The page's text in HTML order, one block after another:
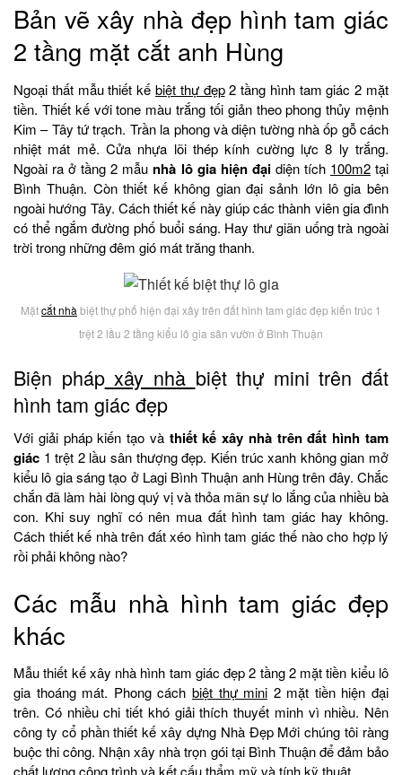
Bản vẽ xây nhà đẹp hình tam giác
2 tầng mặt cắt anh Hùng
Ngoại thất mẫu thiết kế biệt thự đẹp2 tầng hình tam giác 2 mặt
tiền. Thiết kế với tone màu trắng tối giản theo phong thủy mệnh
Kim – Tây tứ trạch. Trần la phong và diện tường nhà ốp gỗ cách
nhiệt mát mẻ. Cửa nhựa lõi thép kính cường lực 8 ly trắng.
Ngoài ra ở tầng 2 mẫu nhà lô gia hiện đạidiện tích 100m2tại
Bình Thuận. Còn thiết kế không gian đại sảnh lớn lô gia bên
ngoài hướng Tây. Cách thiết kế này giúp các thành viên gia đình
có thể ngắm đường phố buổi sáng. Hay thư giãn uống trà ngoài
trời trong những đêm gió mát trăng thanh.
Mặtcắt nhà biệt thự phố hiện đại xây trên đất hình tam giác đẹp kiến trúc 1
trệt 2 lầu 2 tầng kiểu lô gia sân vườn ở Bình Thuận
Biện phápxây nhà biệt thự mini trên đất
hình tam giác đẹp
Với giải pháp kiến tạo và thiết kế xây nhà trên đất hình tam
giác 1 trệt 2 lầu sân thượng đẹp. Kiến trúc xanh không gian mở
kiểu lô gia sáng tạo ở Lagi Bình Thuận anh Hùng trên đây. Chắc
chắn đã làm hài lòng quý vị và thỏa mãn sự lo lắng của nhiều bà
con. Khi suy nghĩ có nên mua đất hình tam giác hay không.
Cách thiết kế nhà trên đất xéo hình tam giác thế nào cho hợp lý
rồi phải không nào?
Các mẫu nhà hình tam giác đẹp
khác
Mẫu thiết kế xây nhà hình tam giác đẹp 2 tầng 2 mặt tiền kiểu lô
gia thoáng mát. Phong cách biệt thự mini 2 mặt tiền hiện đại
trên. Có nhiều chi tiết khó giải thích thuyết minh vì nhiều. Nên
công ty cổ phần thiết kế xây dựng Nhà Đẹp Mới chúng tôi ràng
buộc thi công. Nhận xây nhà trọn gói tại Bình Thuận để đảm bảo